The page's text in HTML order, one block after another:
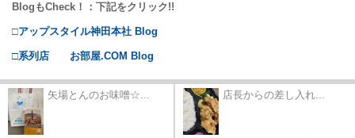
BlogもCheck！：下記をクリック!!
□アップスタイル神田本社 Blog
□系列店 お部屋.COM Blog
矢場とんのお味噌☆... 店長からの差し入れ...